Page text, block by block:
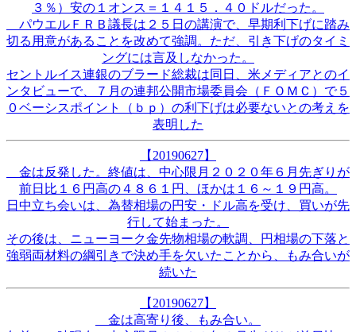
３％）安の１オンス＝１４１５．４０ドルだった。
パウエルＦＲＢ議長は２５日の講演で、早期利下げに踏み
切る用意があることを改めて強調。ただ、引き下げのタイミ
ングには言及しなかった。
セントルイス連銀のブラード総裁は同日、米メディアとのイ
ンタビューで、７月の連邦公開市場委員会（ＦＯＭＣ）で５
０ベーシスポイント（ｂｐ）の利下げは必要ないとの考えを
表明した
【20190627】
金は反発した。終値は、中心限月２０２０年６月先ぎりが
前日比１６円高の４８６１円、ほかは１６～１９円高。
日中立ち会いは、為替相場の円安・ドル高を受け、買いが先
行して始まった。
その後は、ニューヨーク金先物相場の軟調、円相場の下落と
強弱両材料の綱引きで決め手を欠いたことから、もみ合いが
続いた
【20190627】
金は高寄り後、もみ合い。